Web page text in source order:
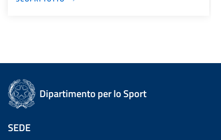
Dipartimento per lo Sport
SEDE